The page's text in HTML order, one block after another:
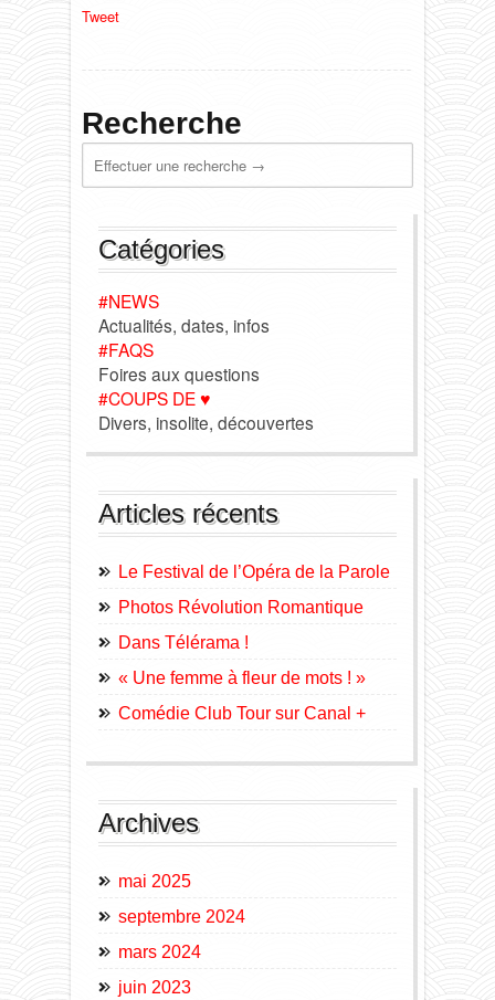
Tweet
Recherche
Catégories
#NEWS
Actualités, dates, infos
#FAQS
Foires aux questions
#COUPS DE ♥
Divers, insolite, découvertes
Articles récents
Le Festival de l’Opéra de la Parole
Photos Révolution Romantique
Dans Télérama !
« Une femme à fleur de mots ! »
Comédie Club Tour sur Canal +
Archives
mai 2025
septembre 2024
mars 2024
juin 2023